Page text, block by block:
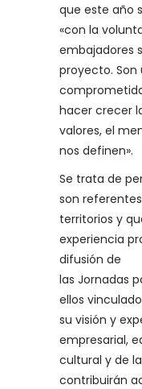
que este año
«con la
embajadores
proyecto. Son
hacer crecer
valores, el
nos definen».
Se trata de
son
territorios y
experiencia
difusión de
las Jornadas
ellos
su visión y
empresarial,
cultural y de
contribuirán